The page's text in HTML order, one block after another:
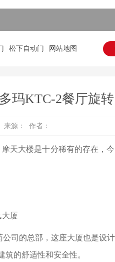
松下自动门 网站地图
玛KTC-2餐厅旋转
来源： 作者：
大楼是十分稀有的存在，今
的总部，这座大厦也是设计
的舒适性和安全性。